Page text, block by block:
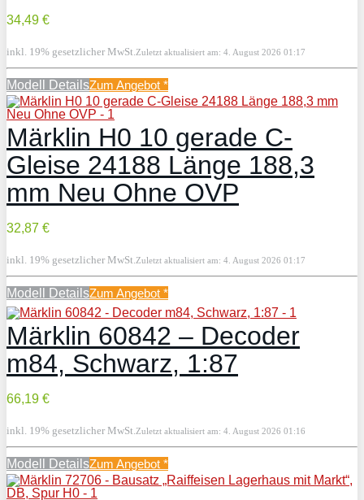
34,49 €
inkl. 19% gesetzlicher MwSt. Zuletzt aktualisiert am: 4. August 2026 01:17
Modell DetailsZum Angebot *
Märklin H0 10 gerade C-
Gleise 24188 Länge 188,3
mm Neu Ohne OVP
32,87 €
inkl. 19% gesetzlicher MwSt. Zuletzt aktualisiert am: 4. August 2026 01:17
Modell DetailsZum Angebot *
Märklin 60842 – Decoder
m84, Schwarz, 1:87
66,19 €
inkl. 19% gesetzlicher MwSt. Zuletzt aktualisiert am: 4. August 2026 01:16
Modell DetailsZum Angebot *